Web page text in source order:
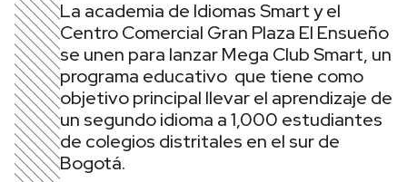
La academia de Idiomas Smart y el
Centro Comercial Gran Plaza El Ensueño
se unen para lanzar Mega Club Smart, un
programa educativo que tiene como
objetivo principal llevar el aprendizaje de
un segundo idioma a 1,000 estudiantes
de colegios distritales en el sur de
Bogotá.